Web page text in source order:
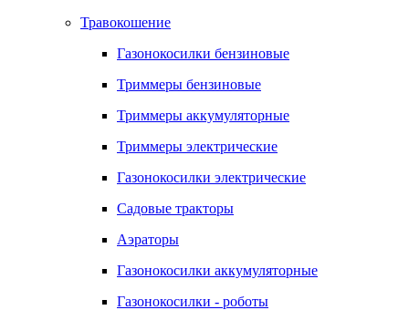
Травокошение
Газонокосилки бензиновые
Триммеры бензиновые
Триммеры аккумуляторные
Триммеры электрические
Газонокосилки электрические
Садовые тракторы
Аэраторы
Газонокосилки аккумуляторные
Газонокосилки - роботы